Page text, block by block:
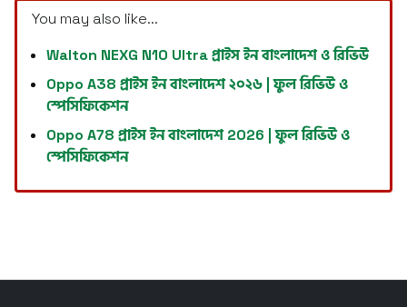
You may also like...
Walton NEXG N10 Ultra প্রাইস ইন বাংলাদেশ ও রিভিউ
Oppo A38 প্রাইস ইন বাংলাদেশ ২০২৬ | ফুল রিভিউ ও
স্পেসিফিকেশন
Oppo A78 প্রাইস ইন বাংলাদেশ 2026 | ফুল রিভিউ ও
স্পেসিফিকেশন